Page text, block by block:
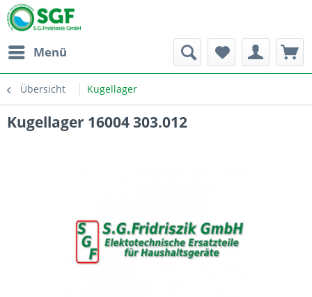
Menü
Übersicht Kugellager
Kugellager 16004 303.012